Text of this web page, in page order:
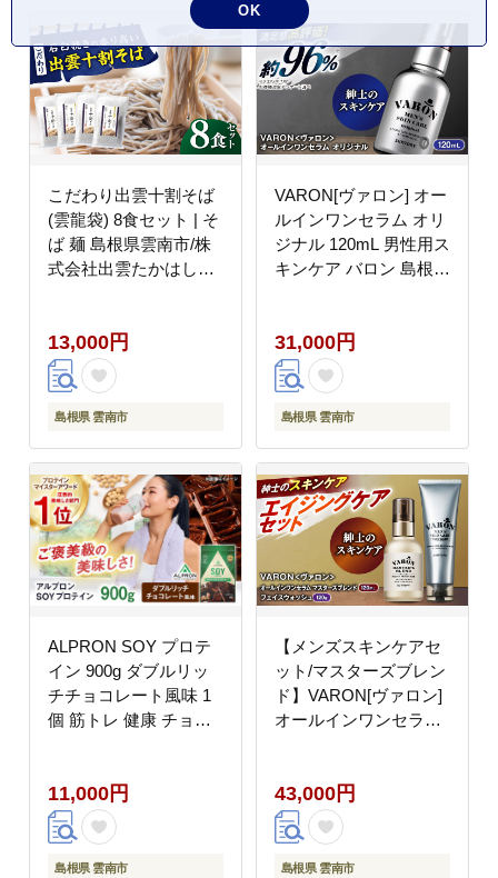
こだわり出雲十割そば
(雲龍袋) 8食セット | そ
ば 麺 島根県雲南市/株
式会社出雲たかはし
13,000円
島根県 雲南市
VARON[ヴァロン] オー
ルインワンセラム オリ
ジナル 120mL 男性用ス
キンケア バロン 島根県
[AIDJ001]
31,000円
島根県 雲南市
ALPRON SOY プロテ
イン 900g ダブルリッ
チチョコレート風味 1
個 筋トレ 健康 チョコ
11,000円
島根県 雲南市
【メンズスキンケアセ
ット/マスターズブレン
ド】VARON[ヴァロン]
オールインワンセラム
ッシュ 120g 島根県雲
南市/サントリーウエル
ネス株式会社
[AIDJ006]
43,000円
島根県 雲南市
OK